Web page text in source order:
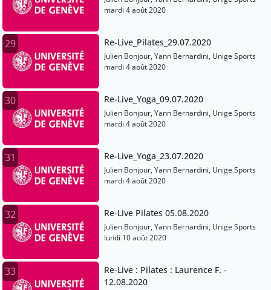
mardi 4 août 2020
29 Re-Live_Pilates_29.07.2020
Julien Bonjour, Yann Bernardini, Unige Sports
mardi 4 août 2020
30 Re-Live_Yoga_09.07.2020
Julien Bonjour, Yann Bernardini, Unige Sports
mardi 4 août 2020
31 Re-Live_Yoga_23.07.2020
Julien Bonjour, Yann Bernardini, Unige Sports
mardi 4 août 2020
32 Re-Live Pilates 05.08.2020
Julien Bonjour, Yann Bernardini, Unige Sports
lundi 10 août 2020
33
Re-Live : Pilates : Laurence F. -
12.08.2020